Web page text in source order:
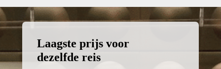
Laagste prijs voor
dezelfde reis